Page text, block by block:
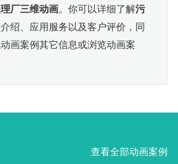
厂三维动画。你可以详细了解污
绍、应用服务以及客户评价，同
画案例其它信息或浏览动画案
查看全部动画案例